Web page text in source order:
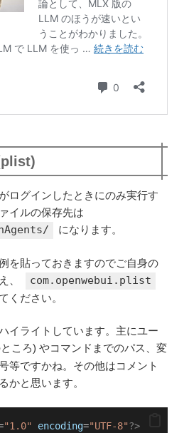
ログインしたときにのみ実行す
イルの保存先は
になります。
を貼っておきますのでご自身の
、
com.openwebui.plist
ください。
イライトしています。主にユー
ころ) やコマンドまでのパス、変
等ですかね。その他はコメント
かと思います。
"1.0" encoding="UTF-8"?>